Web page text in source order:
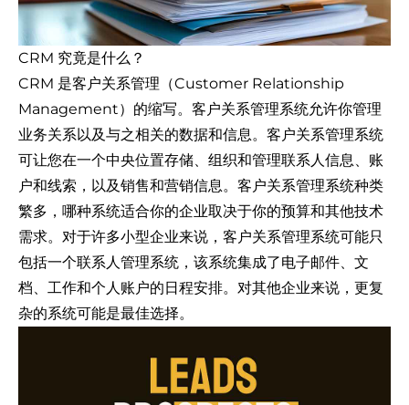
CRM 究竟是什么？
CRM 是客户关系管理（Customer Relationship
Management）的缩写。客户关系管理系统允许你管理
业务关系以及与之相关的数据和信息。客户关系管理系统
可让您在一个中央位置存储、组织和管理联系人信息、账
户和线索，以及销售和营销信息。客户关系管理系统种类
繁多，哪种系统适合你的企业取决于你的预算和其他技术
需求。对于许多小型企业来说，客户关系管理系统可能只
包括一个联系人管理系统，该系统集成了电子邮件、文
档、工作和个人账户的日程安排。对其他企业来说，更复
杂的系统可能是最佳选择。